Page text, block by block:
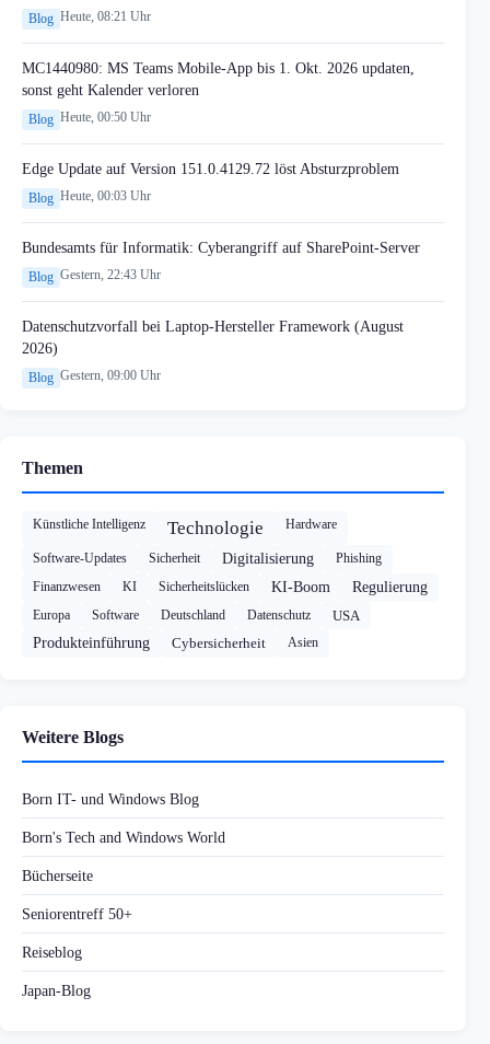
Blog Heute, 08:21 Uhr
MC1440980: MS Teams Mobile-App bis 1. Okt. 2026 updaten,
sonst geht Kalender verloren
Blog Heute, 00:50 Uhr
Edge Update auf Version 151.0.4129.72 löst Absturzproblem
Blog Heute, 00:03 Uhr
Bundesamts für Informatik: Cyberangriff auf SharePoint-Server
Blog Gestern, 22:43 Uhr
Datenschutzvorfall bei Laptop-Hersteller Framework (August
2026)
Blog Gestern, 09:00 Uhr
Themen
Künstliche Intelligenz Technologie Hardware
Software-Updates Sicherheit Digitalisierung
Phishing
Finanzwesen
KI Sicherheitslücken KI-Boom Regulierung
Europa Software Deutschland Datenschutz
USA
Produkteinführung
Cybersicherheit Asien
Weitere Blogs
Born IT- und Windows Blog
Born's Tech and Windows World
Bücherseite
Seniorentreff 50+
Reiseblog
Japan-Blog